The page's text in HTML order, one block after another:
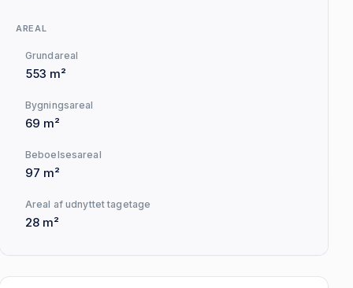
AREAL
Grundareal
553 m²
Bygningsareal
69 m²
Beboelsesareal
97 m²
Areal af udnyttet tagetage
28 m²